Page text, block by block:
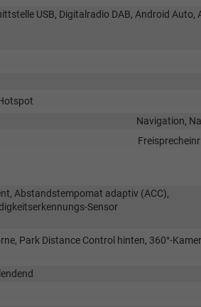
USB, Digitalradio DAB, Android Auto,
Navigation,
Abstandstempomat adaptiv (ACC),
Sensor
Park Distance Control hinten, 360°-